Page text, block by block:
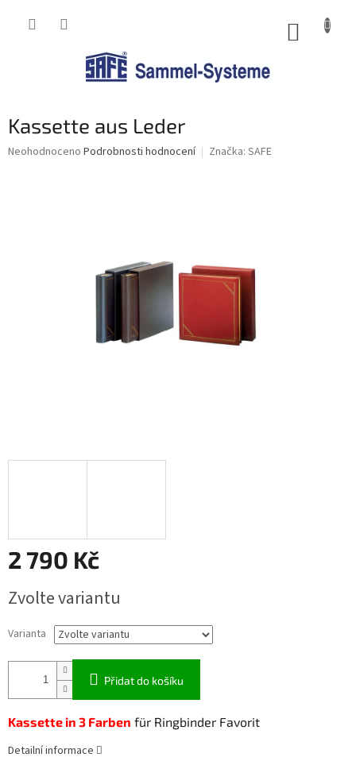
Kassette aus Leder
Průměrné
Neohodnoceno Podrobnosti hodnocení Značka: SAFE
2 790 Kč
cena:
Zvolte variantu
Varianta
Přidat do košíku
Kassette in 3 Farben für Ringbinder Favorit
Detailní informace